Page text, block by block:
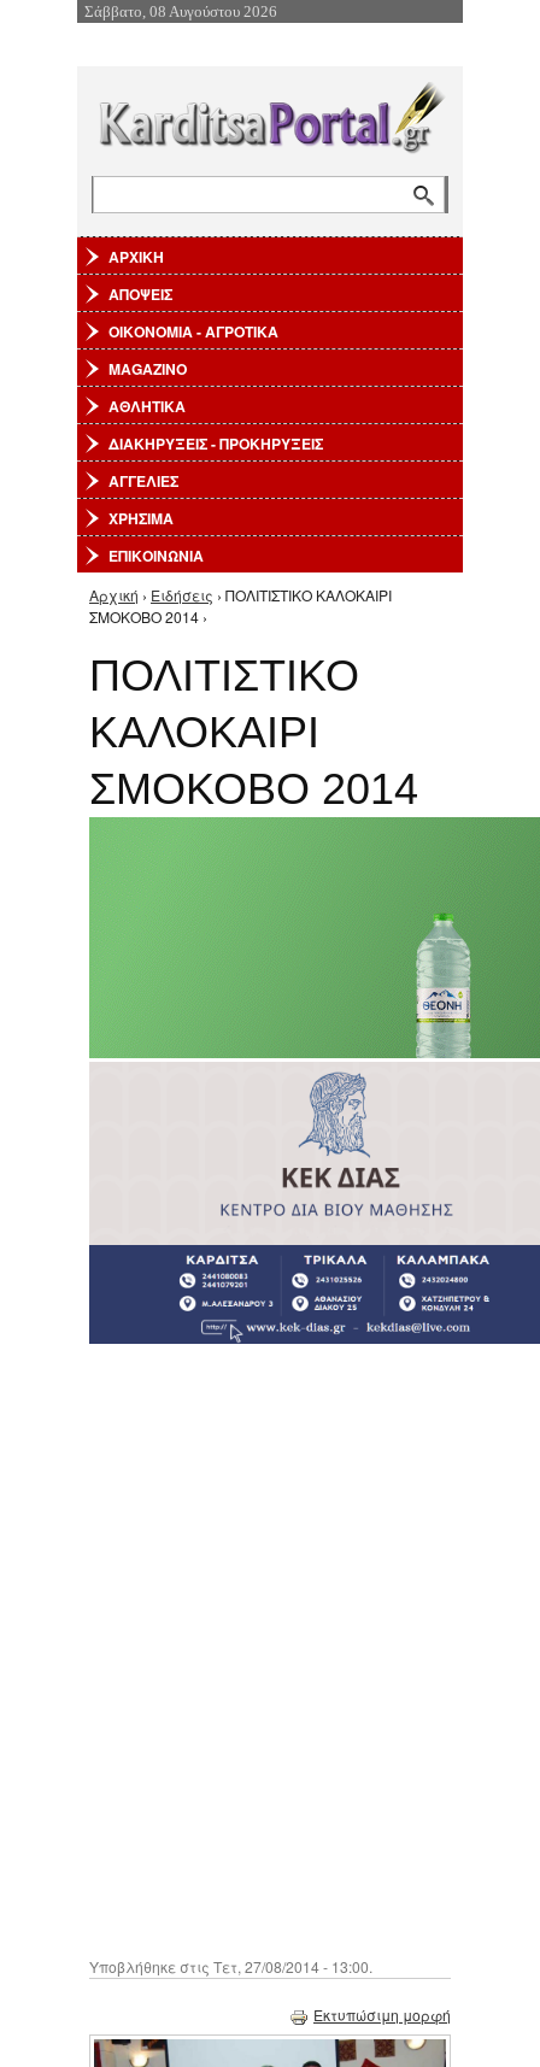
Επιστροφή στην Πλοήγηση
Σάββατο, 08 Αυγούστου 2026
ΑΡΧΙΚΗ
ΑΠΟΨΕΙΣ
ΟΙΚΟΝΟΜΙΑ - ΑΓΡΟΤΙΚΑ
MAGAZINO
ΑΘΛΗΤΙΚΑ
ΔΙΑΚΗΡΥΞΕΙΣ - ΠΡΟΚΗΡΥΞΕΙΣ
ΑΓΓΕΛΙΕΣ
ΧΡΗΣΙΜΑ
ΕΠΙΚΟΙΝΩΝΙΑ
Είστε εδώ
Αρχική › Ειδήσεις › ΠΟΛΙΤΙΣΤΙΚΟ ΚΑΛΟΚΑΙΡΙ
ΣΜΟΚΟΒΟ 2014 ›
ΠΟΛΙΤΙΣΤΙΚΟ
ΚΑΛΟΚΑΙΡΙ
ΣΜΟΚΟΒΟ 2014
Υποβλήθηκε στις Τετ, 27/08/2014 - 13:00.
Εκτυπώσιμη μορφή